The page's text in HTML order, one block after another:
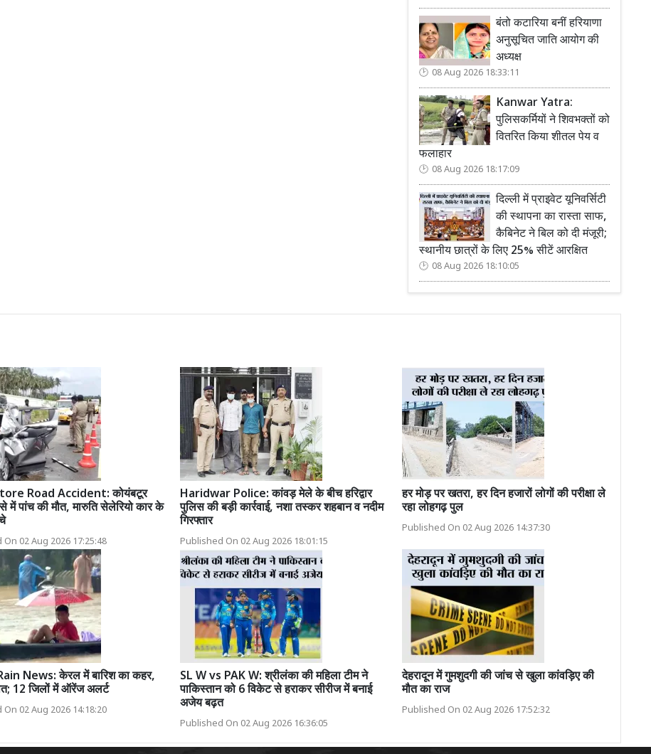
बंतो कटारिया बनीं हरियाणा
अनुसूचित जाति आयोग की
अध्यक्ष
08 Aug 2026 18:33:11
Kanwar Yatra:
पुलिसकर्मियों ने शिवभक्तों को
वितरित किया शीतल पेय व
फलाहार
08 Aug 2026 18:17:09
दिल्ली में प्राइवेट यूनिवर्सिटी
की स्थापना का रास्ता साफ,
कैबिनेट ने बिल को दी मंजूरी;
स्थानीय छात्रों के लिए 25% सीटें आरक्षित
08 Aug 2026 18:10:05
Road Accident: कोयंबटूर
में पांच की मौत, मारुति सेलेरियो कार के
02 Aug 2026 17:25:48
Haridwar Police: कांवड़ मेले के बीच हरिद्वार
पुलिस की बड़ी कार्रवाई, नशा तस्कर शहबान व नदीम
गिरफ्तार
Published On 02 Aug 2026 18:01:15
हर मोड़ पर खतरा, हर दिन हजारों लोगों की परीक्षा ले
रहा लोहगढ़ पुल
Published On 02 Aug 2026 14:37:30
News: केरल में बारिश का कहर,
12 जिलों में ऑरेंज अलर्ट
02 Aug 2026 14:18:20
SL W vs PAK W: श्रीलंका की महिला टीम ने
पाकिस्तान को 6 विकेट से हराकर सीरीज में बनाई
अजेय बढ़त
Published On 02 Aug 2026 16:36:05
देहरादून में गुमशुदगी की जांच से खुला कांवड़िए की
मौत का राज
Published On 02 Aug 2026 17:52:32